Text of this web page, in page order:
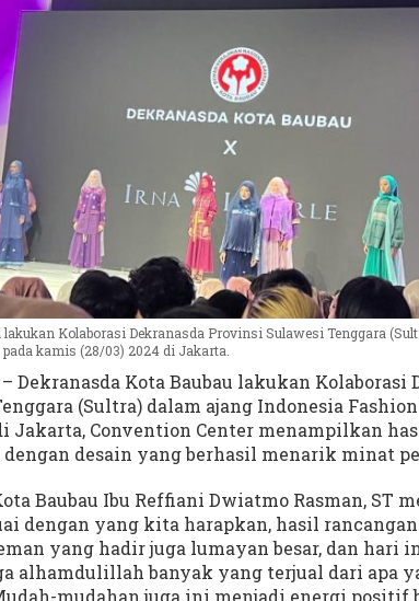
lakukan Kolaborasi Dekranasda Provinsi Sulawesi Tenggara
kamis (28/03) 2024 di Jakarta.
– Dekranasda Kota Baubau lakukan Kolaborasi
(Sultra) dalam ajang Indonesia
Jakarta, Convention Center menampilkan
desain yang berhasil menarik minat
Baubau Ibu Reffiani Dwiatmo Rasman, ST
dengan yang kita harapkan, hasil
yang hadir juga lumayan besar, dan hari
alhamdulillah banyak yang terjual dari apa
mudahan juga ini menjadi energi positif